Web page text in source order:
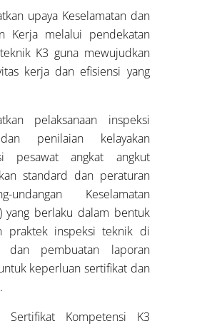
upaya Keselamatan dan
Kerja melalui pendekatan
K3 guna mewujudkan
kerja dan efisiensi yang
pelaksanaan inspeksi
penilaian kelayakan
pesawat angkat angkut
standard dan peraturan
undangan Keselamatan
yang berlaku dalam bentuk
praktek inspeksi teknik di
dan pembuatan laporan
keperluan sertifikat dan
Sertifikat Kompetensi K3